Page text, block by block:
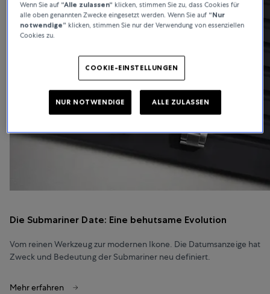
Die Submariner Date: Eine behutsame Evolution
Vom reinen Werkzeug zur modernen Ikone. Die Datumsanzeige hat
Zweck und Bedeutung der Submariner neu definiert.
Mehr erfahren
Wenn Sie auf “Alle zulassen“ klicken, stimmen Sie zu, dass Cookies für
alle oben genannten Zwecke eingesetzt werden. Wenn Sie auf “Nur
notwendige” klicken, stimmen Sie nur der Verwendung von essenziellen
Cookies zu.
COOKIE-EINSTELLUNGEN
NUR NOTWENDIGE ALLE ZULASSEN